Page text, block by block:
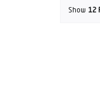
Show 12